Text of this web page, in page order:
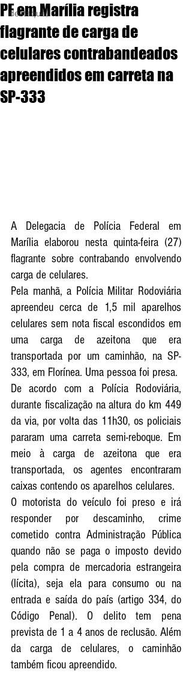
destaque,
PF em Marília registra
flagrante de carga de
celulares contrabandeados
apreendidos em carreta na
SP-333
A Delegacia de Polícia Federal em
Marília elaborou nesta quinta-feira (27)
flagrante sobre contrabando envolvendo
carga de celulares.
Pela manhã, a Polícia Militar Rodoviária
apreendeu cerca de 1,5 mil aparelhos
celulares sem nota fiscal escondidos em
uma carga de azeitona que era
transportada por um caminhão, na SP-
333, em Florínea. Uma pessoa foi presa.
De acordo com a Polícia Rodoviária,
durante fiscalização na altura do km 449
da via, por volta das 11h30, os policiais
pararam uma carreta semi-reboque. Em
meio à carga de azeitona que era
transportada, os agentes encontraram
caixas contendo os aparelhos celulares.
O motorista do veículo foi preso e irá
responder por descaminho, crime
cometido contra Administração Pública
quando não se paga o imposto devido
pela compra de mercadoria estrangeira
(lícita), seja ela para consumo ou na
entrada e saída do país (artigo 334, do
Código Penal). O delito tem pena
prevista de 1 a 4 anos de reclusão. Além
da carga de celulares, o caminhão
também ficou apreendido.